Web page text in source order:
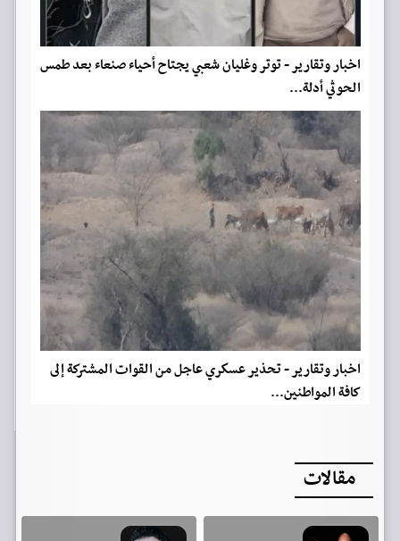
اخبار وتقارير - توتر وغليان شعبي يجتاح أحياء صنعاء بعد طمس
الحوثي أدلة...
اخبار وتقارير - تحذير عسكري عاجل من القوات المشتركة إلى
كافة المواطنين...
مقالات